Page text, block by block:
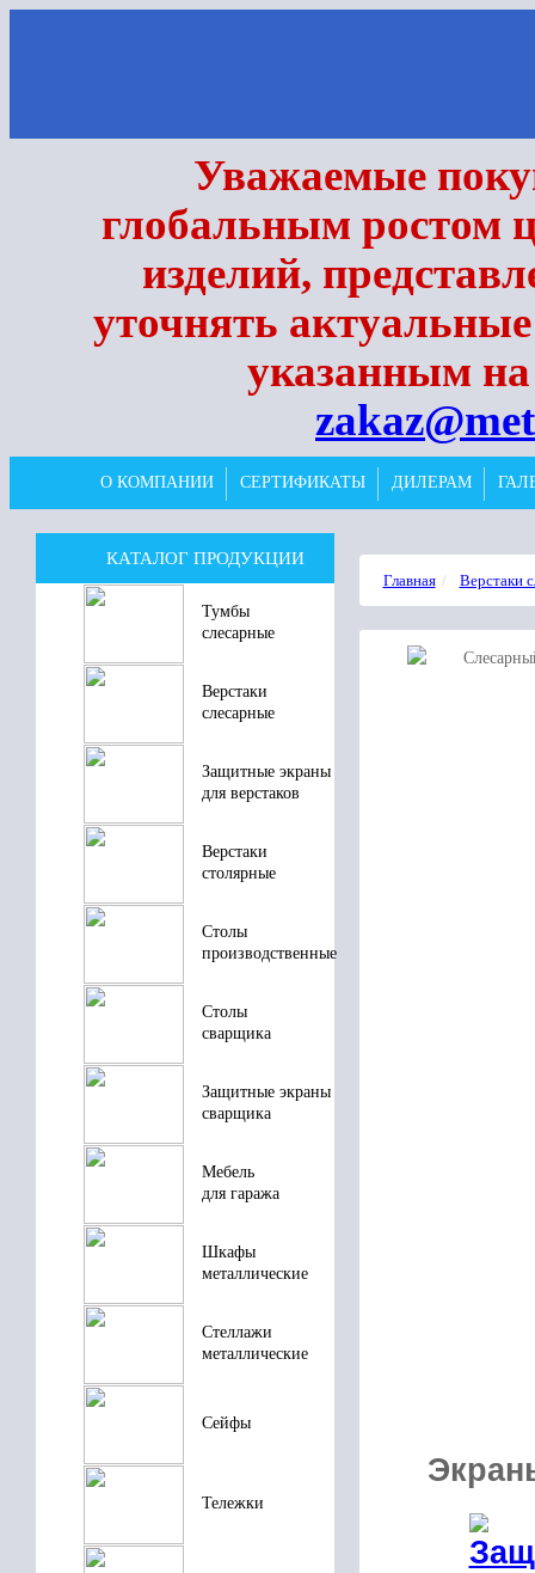
Уважаемые
глобальным ростом
изделий,
уточнять
указанным на
О КОМПАНИИ СЕРТИФИКАТЫ ДИЛЕРАМ
КАТАЛОГ ПРОДУКЦИИ
Тумбы
слесарные
Верстаки
слесарные
Защитные экраны
для верстаков
Верстаки
столярные
Столы
производственные
Столы
сварщика
Защитные экраны
сварщика
Мебель
для гаража
Шкафы
металлические
Стеллажи
металлические
Сейфы
Тележки
Главная Верстаки